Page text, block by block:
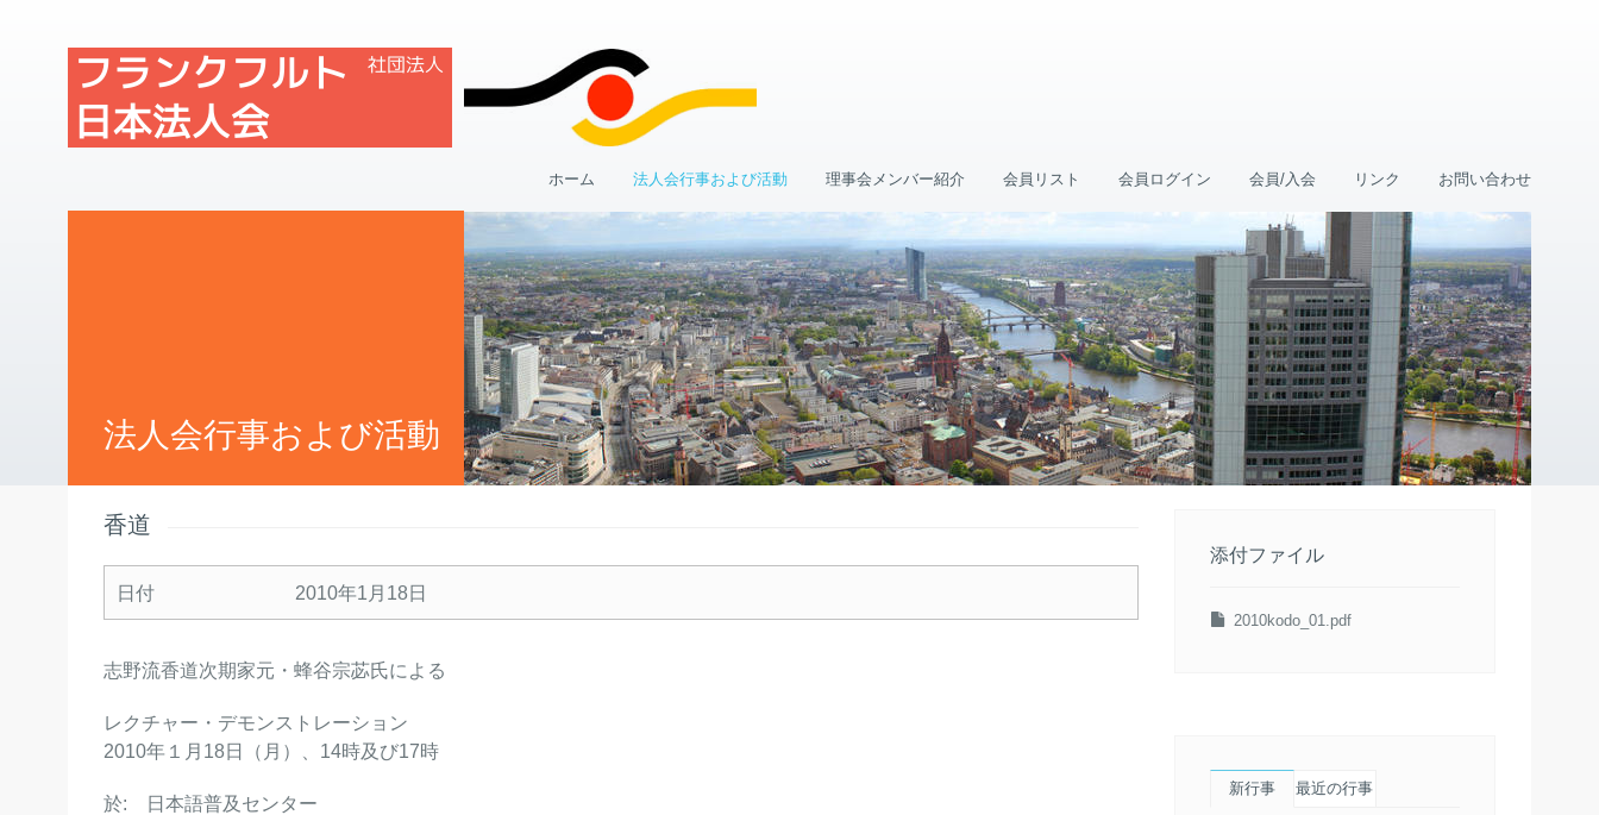
ホーム 法人会行事および活動 理事会メンバー紹介 会員リスト 会員ログイン 会員/入会 リンク お問い合わせ
法人会行事および活動
香道
日付 2010年1月18日
志野流香道次期家元・蜂谷宗苾氏による
レクチャー・デモンストレーション
2010年１月18日（月）、14時及び17時
於: 日本語普及センター
添付ファイル
2010kodo_01.pdf
新行事 最近の行事